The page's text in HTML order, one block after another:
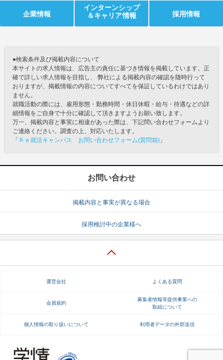
企業情報
インターンシップ
＆キャリア情報
採用情報
●検索条件及び掲載内容について
本サイトの求人情報は、広告主の責任に基づき情報を掲載しています。正
確で詳しい求人情報を目指し、 弊社による掲載内容の確認を随時行って
おりますが、掲載情報の内容についてすべてを保証しているわけではあり
ません。
就職活動の際には、雇用形態・勤務時間・休日休暇・給与・待遇などの詳
細情報をご自身で十分に確認して頂きますようお願い致します。
万一、掲載内容と事実に相違があった際は、下記問い合わせフォームより
ご連絡ください。調査の上、対応いたします。
「 Ｒｅ就活キャンパス お問い合わせフォーム(質問箱) 」
お問い合わせ
掲載内容と事実が異なる場合
採用検討中の企業様へ
運営会社 よくある質問
会員規約
募集者情報等提供事業への
取組について
個人情報の取り扱いについて 利用者データの外部送信